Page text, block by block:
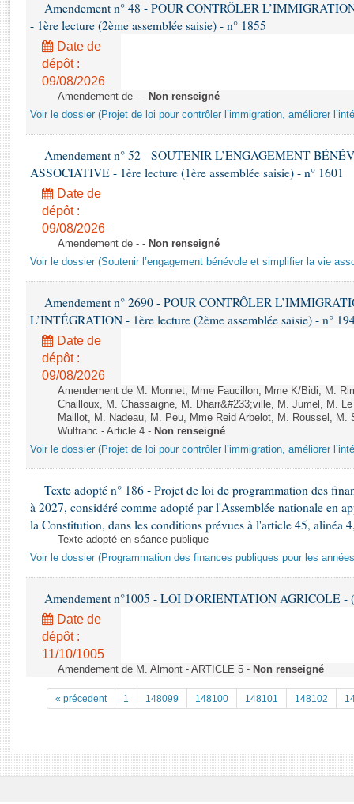
Rapports d'enquête
Rapports législatifs
Rapports sur l'application des lois
Baromètre de l’application des lois
Amendement n° 48 - POUR CONTRÔLER
- 1ère lecture (2ème assemblée saisie) - n° 1855
Date de
dépôt :
09/08/2026
Amendement de - - Non renseigné
Voir le dossier (Projet de loi pour contrôler l’immigration, améliorer
Amendement n° 52 - SOUTENIR L’ENGAGEMENT
ASSOCIATIVE - 1ère lecture (1ère assemblée saisie) - n° 1601
Date de
dépôt :
09/08/2026
Amendement de - - Non renseigné
Voir le dossier (Soutenir l’engagement bénévole et simplifier la vie
Amendement n° 2690 - POUR CONTRÔLER
L’INTÉGRATION - 1ère lecture (2ème assemblée saisie) - n°
Date de
dépôt :
09/08/2026
Amendement de M. Monnet, Mme Faucillon, Mme K/Bidi, M.
Chailloux, M. Chassaigne, M. Dharr&#233;ville, M. Jumel, M.
Maillot, M. Nadeau, M. Peu, Mme Reid Arbelot, M. Roussel, M.
Wulfranc - Article 4 - Non renseigné
Voir le dossier (Projet de loi pour contrôler l’immigration, améliorer
Texte adopté n° 186 - Projet de loi de programmation des
à 2027, considéré comme adopté par l'Assemblée nationale en
la Constitution, dans les conditions prévues à l'article 45, alinéa
Texte adopté en séance publique
Voir le dossier (Programmation des finances publiques pour les
Amendement n°1005 - LOI D'ORIENTATION AGRICOLE -
Date de
dépôt :
11/10/1005
Amendement de M. Almont - ARTICLE 5 - Non renseigné
« précedent 1 148099 148100 148101 148102